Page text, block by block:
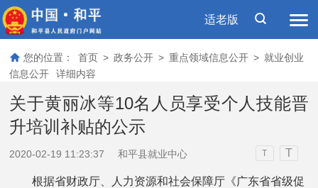
适老版
您的位置： 首页 > 政务公开 > 重点领域信息公开 > 就业创业
信息公开
详细内容
关于黄丽冰等10名人员享受个人技能晋
升培训补贴的公示
2020-02-19 11:23:37 和平县就业中心 T T
根据省财政厅、人力资源和社会保障厅《广东省省级促